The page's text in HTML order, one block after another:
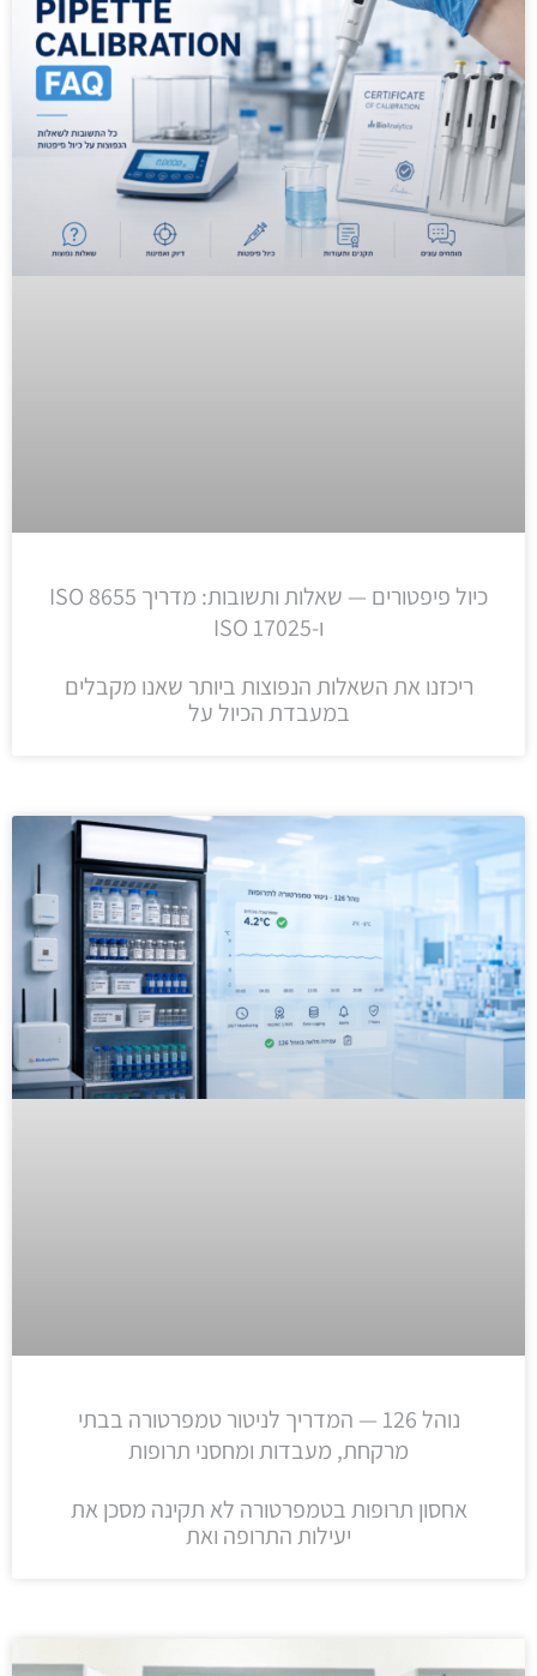
כיול פיפטורים — שאלות ותשובות: מדריך ISO 8655
ו-ISO 17025
ריכזנו את השאלות הנפוצות ביותר שאנו מקבלים
במעבדת הכיול על
נוהל 126 — המדריך לניטור טמפרטורה בבתי
מרקחת, מעבדות ומחסני תרופות
אחסון תרופות בטמפרטורה לא תקינה מסכן את
יעילות התרופה ואת